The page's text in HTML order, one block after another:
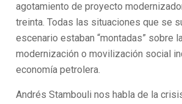
agotamiento de proyecto
treinta. Todas las situaciones que se
escenario estaban “montadas” sobre
modernización o movilización social
economía petrolera.
Andrés Stambouli nos habla de la